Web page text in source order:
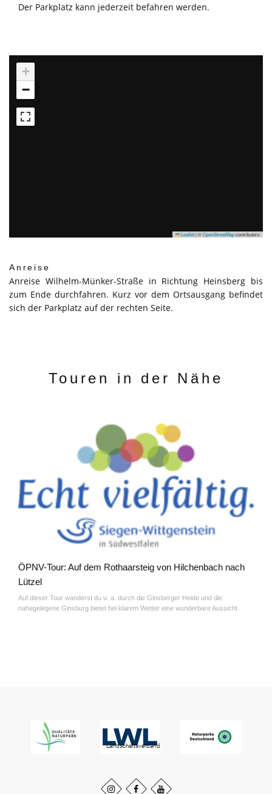
Der Parkplatz kann jederzeit befahren werden.
+
−
Leaflet|©OpenStreetMapcontributors
Anreise
Anreise Wilhelm-Münker-Straße in Richtung Heinsberg bis
zum Ende durchfahren. Kurz vor dem Ortsausgang befindet
sich der Parkplatz auf der rechten Seite.
Touren in der Nähe
ÖPNV-Tour: Auf dem Rothaarsteig von Hilchenbach nach
Lützel
Auf dieser Tour wanderst du u. a. durch die Ginsberger Heide und die
nahegelegene Ginsburg bietet bei klarem Wetter eine wunderbare Aussicht.